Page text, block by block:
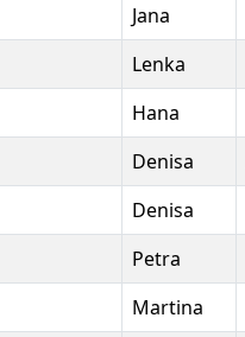
Jana
Lenka
Hana
Denisa
Denisa
Petra
Martina